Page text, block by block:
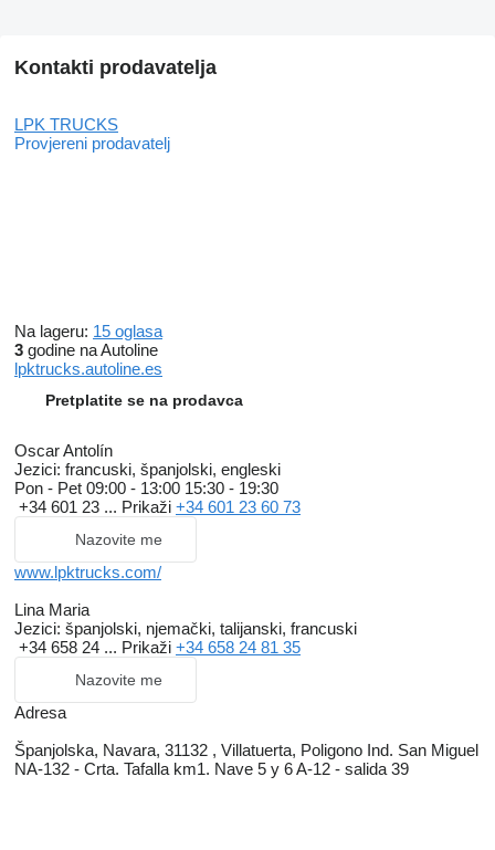
Kontakti prodavatelja
LPK TRUCKS
Provjereni prodavatelj
Na lageru: 15 oglasa
3 godine na Autoline
lpktrucks.autoline.es
Pretplatite se na prodavca
Oscar Antolín
Jezici: francuski, španjolski, engleski
Pon - Pet 09:00 - 13:00 15:30 - 19:30
+34 601 23 ... Prikaži +34 601 23 60 73
Nazovite me
www.lpktrucks.com/
Lina Maria
Jezici: španjolski, njemački, talijanski, francuski
+34 658 24 ... Prikaži +34 658 24 81 35
Nazovite me
Adresa
Španjolska, Navara, 31132 , Villatuerta, Poligono Ind. San Miguel
NA-132 - Crta. Tafalla km1. Nave 5 y 6 A-12 - salida 39